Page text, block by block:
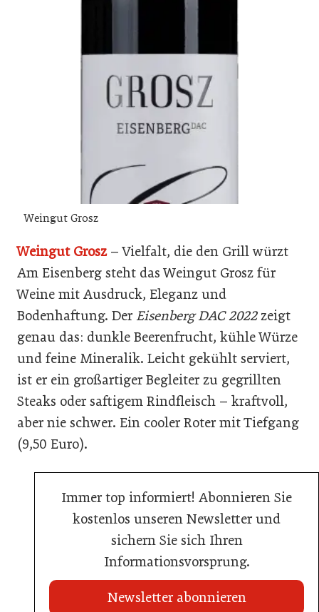
Weingut Grosz
Weingut Grosz– Vielfalt, die den Grill würzt
Am Eisenberg steht das Weingut Grosz für
Weine mit Ausdruck, Eleganz und
Bodenhaftung. Der Eisenberg DAC 2022zeigt
genau das: dunkle Beerenfrucht, kühle Würze
und feine Mineralik. Leicht gekühlt serviert,
ist er ein großartiger Begleiter zu gegrillten
Steaks oder saftigem Rindfleisch – kraftvoll,
aber nie schwer. Ein cooler Roter mit Tiefgang
(9,50 Euro).
Immer top informiert! Abonnieren Sie
kostenlos unseren Newsletter und
sichern Sie sich Ihren
Informationsvorsprung.
Newsletter abonnieren